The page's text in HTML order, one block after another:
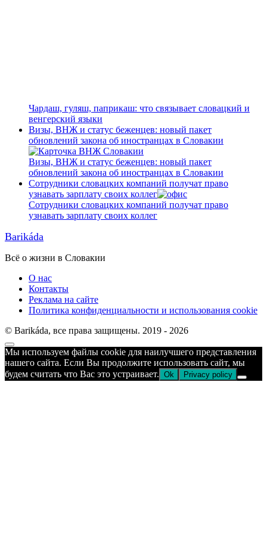
Чардаш, гуляш, паприкаш: что связывает словацкий и
венгерский языки
Визы, ВНЖ и статус беженцев: новый пакет
обновлений закона об иностранцах в Словакии
Визы, ВНЖ и статус беженцев: новый пакет
обновлений закона об иностранцах в Словакии
Сотрудники словацких компаний получат право
узнавать зарплату своих коллег
Сотрудники словацких компаний получат право
узнавать зарплату своих коллег
Barikáda
Всё о жизни в Словакии
О нас
Контакты
Реклама на сайте
Политика конфиденциальности и использования cookie
© Barikáda, все права защищены. 2019 - 2026
Прокрутка
к
верху
Мы используем файлы cookie для наилучшего представления
нашего сайта. Если Вы продолжите использовать сайт, мы
будем считать что Вас это устраивает. Ok Privacy policy